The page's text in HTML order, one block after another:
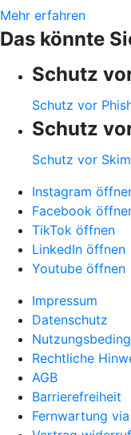
Mehr erfahren
Das könnte
Schutz
Schutz vor
Schutz
Schutz vor
Instagram
Facebook
TikTok öffnen
LinkedIn öffnen
Youtube öffnen
Impressum
Datenschutz
Rechtliche
AGB
Barrierefreiheit
Fernwartung